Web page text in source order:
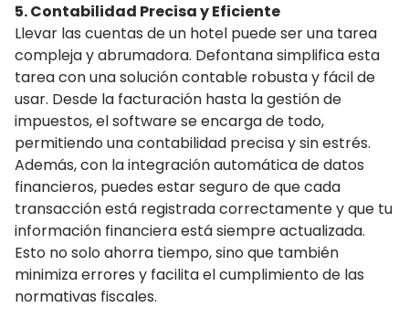
5. Contabilidad Precisa y Eficiente
Llevar las cuentas de un hotel puede ser una tarea
compleja y abrumadora. Defontana simplifica esta
tarea con una solución contable robusta y fácil de
usar. Desde la facturación hasta la gestión de
impuestos, el software se encarga de todo,
permitiendo una contabilidad precisa y sin estrés.
Además, con la integración automática de datos
financieros, puedes estar seguro de que cada
transacción está registrada correctamente y que tu
información financiera está siempre actualizada.
Esto no solo ahorra tiempo, sino que también
minimiza errores y facilita el cumplimiento de las
normativas fiscales.